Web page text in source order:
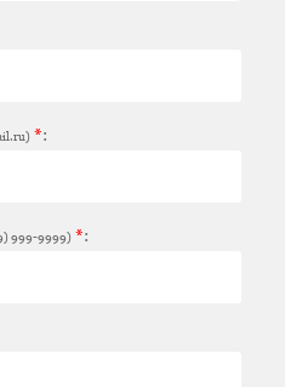
*:
999-9999) *: